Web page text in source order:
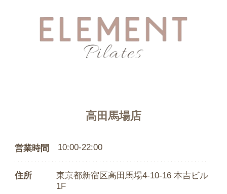
高田馬場店
営業時間 10:00-22:00
住所
東京都新宿区高田馬場4-10-16 本吉ビル
1F